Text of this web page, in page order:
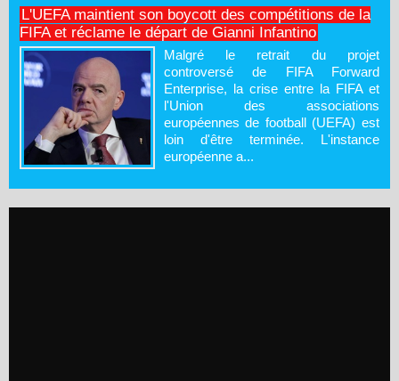
L'UEFA maintient son boycott des compétitions de la
FIFA et réclame le départ de Gianni Infantino
Malgré le retrait du projet
controversé de FIFA Forward
Enterprise, la crise entre la FIFA et
l'Union des associations
européennes de football (UEFA) est
loin d'être terminée. L'instance
européenne a...